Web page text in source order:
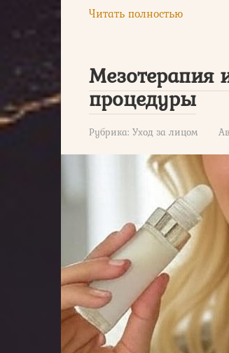
Читать полностью
Мезотерапия
процедуры
Рубрика: Уход за лицом